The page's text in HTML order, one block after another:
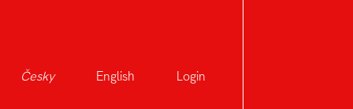
Česky English Login